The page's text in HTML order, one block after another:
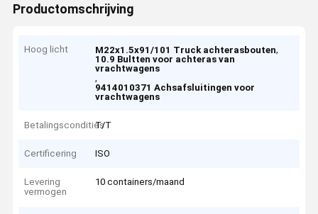
Productomschrijving
Hoog licht M22x1.5x91/101 Truck achterasbouten,
10.9 Bultten voor achteras van
vrachtwagens
,
9414010371 Achsafsluitingen voor
vrachtwagens
Betalingscondities
T/T
Certificering ISO
Levering
vermogen
10 containers/maand